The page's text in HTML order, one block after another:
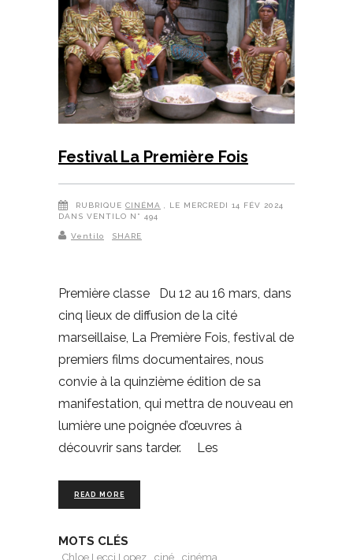
Festival La Première Fois
RUBRIQUE CINÉMA , LE MERCREDI 14 FÉV 2024
DANS VENTILO N° 494
Ventilo SHARE
Première classe Du 12 au 16 mars, dans
cinq lieux de diffusion de la cité
marseillaise, La Première Fois, festival de
premiers films documentaires, nous
convie à la quinzième édition de sa
manifestation, qui mettra de nouveau en
lumière une poignée d’œuvres à
découvrir sans tarder. Les
READ MORE
MOTS CLÉS
Chloe Lecci Lopez ciné cinéma